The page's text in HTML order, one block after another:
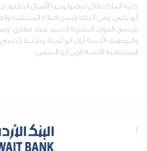
كلية الملك طلال لتكنولوجيا الأعمال الدكتور
أبو ياغي، ومن البنك رئيس قطاع المساندة
رئيسي الموارد البشرية السيد عماد مغاري،
والتوظيف الآنسة آيات ابو لحية، وضابط
المجتمعية الآنسة لارين أبو السمن.
نبذة عن البنك